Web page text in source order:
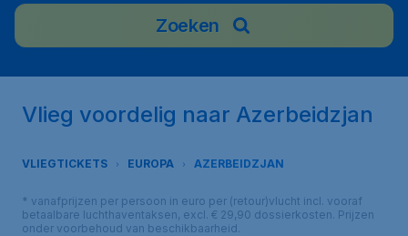
Zoeken
Vlieg voordelig naar Azerbeidzjan
VLIEGTICKETS EUROPA AZERBEIDZJAN
* vanafprijzen per persoon in euro per (retour)vlucht incl. vooraf
betaalbare luchthaventaksen, excl. € 29,90 dossierkosten. Prijzen
onder voorbehoud van beschikbaarheid.